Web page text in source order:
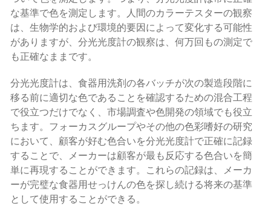
な基準で色を測定します。人間のカラーテスターの観察
は、生物学的および環境的要因によって変化する可能性
がありますが、分光光度計の観察は、何万回もの測定で
も正確なままです。
分光光度計は、食器用洗剤の各バッチが次の製造段階に
移る前に適切な色であることを確認するための混合工程
で役立つだけでなく、市場調査や色開発の領域でも役立
ちます。フォーカスグループやその他の色彩嗜好の研究
において、顧客が好む色合いを分光光度計で正確に記録
することで、メーカーは顧客が最も反応する色合いを簡
単に再現することができます。これらの記録は、メーカ
ーが完璧な食器用せっけんの色を探し続ける将来の基準
として使用することができる。